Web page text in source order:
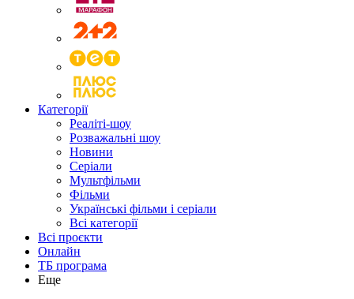
Категорії
Реаліті-шоу
Розважальні шоу
Новини
Серіали
Мультфільми
Фільми
Українські фільми і серіали
Всі категорії
Всі проєкти
Онлайн
ТБ програма
Еще